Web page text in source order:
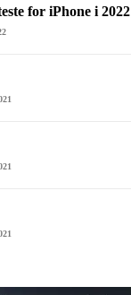
for iPhone i 2022